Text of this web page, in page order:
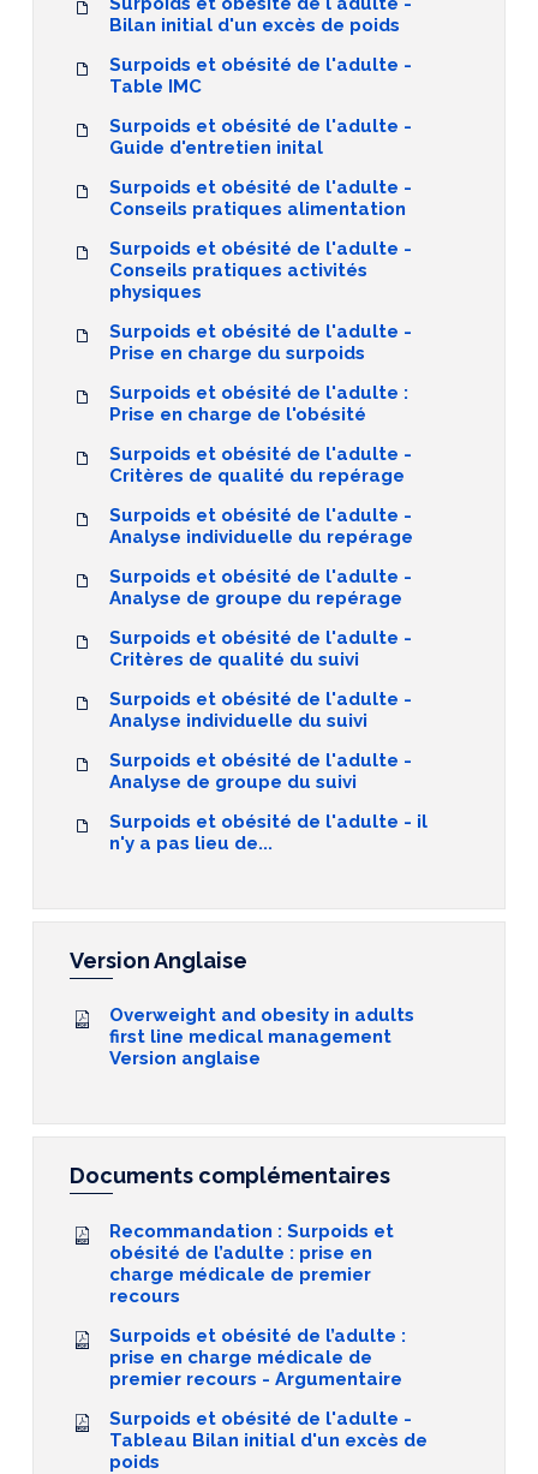
Bilan initial d'un excès de poids
Surpoids et obésité de l'adulte -
Table IMC
Surpoids et obésité de l'adulte -
Guide d'entretien inital
Surpoids et obésité de l'adulte -
Conseils pratiques alimentation
Surpoids et obésité de l'adulte -
Conseils pratiques activités
physiques
Surpoids et obésité de l'adulte -
Prise en charge du surpoids
Surpoids et obésité de l'adulte :
Prise en charge de l'obésité
Surpoids et obésité de l'adulte -
Critères de qualité du repérage
Surpoids et obésité de l'adulte -
Analyse individuelle du repérage
Surpoids et obésité de l'adulte -
Analyse de groupe du repérage
Surpoids et obésité de l'adulte -
Critères de qualité du suivi
Surpoids et obésité de l'adulte -
Analyse individuelle du suivi
Surpoids et obésité de l'adulte -
Analyse de groupe du suivi
Surpoids et obésité de l'adulte - il
n'y a pas lieu de...
Version Anglaise
Overweight and obesity in adults
first line medical management
Version anglaise
Documents complémentaires
Recommandation : Surpoids et
obésité de l’adulte : prise en
charge médicale de premier
recours
Surpoids et obésité de l’adulte :
prise en charge médicale de
premier recours - Argumentaire
Surpoids et obésité de l'adulte -
Tableau Bilan initial d'un excès de
poids